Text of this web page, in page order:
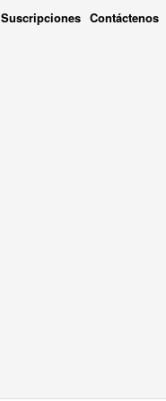
Suscripciones Contáctenos